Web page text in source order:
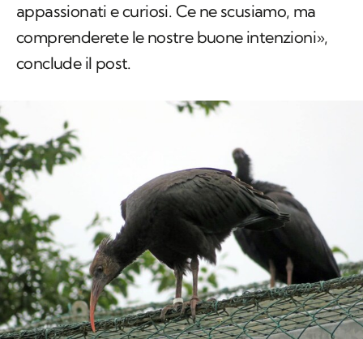
appassionati e curiosi. Ce ne scusiamo, ma
comprenderete le nostre buone intenzioni»,
conclude il post.